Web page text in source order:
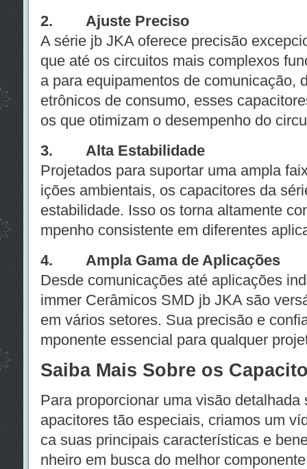
2. Ajuste Preciso
A série jb JKA oferece precisão
que até os circuitos mais complexos
a para equipamentos de comunicação,
etrônicos de consumo, esses
os que otimizam o desempenho do
3. Alta Estabilidade
Projetados para suportar uma ampla
ições ambientais, os capacitores da
estabilidade. Isso os torna altamente
mpenho consistente em diferentes
4. Ampla Gama de Aplicações
Desde comunicações até aplicações
immer Cerâmicos SMD jb JKA são
em vários setores. Sua precisão e
mponente essencial para qualquer
Saiba Mais Sobre os
Para proporcionar uma visão
apacitores tão especiais, criamos um
ca suas principais características e
nheiro em busca do melhor